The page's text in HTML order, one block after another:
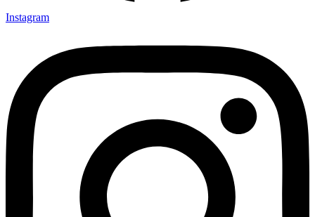
Instagram